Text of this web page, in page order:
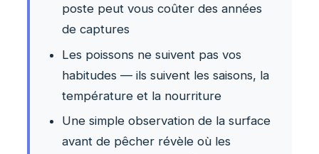
poste peut vous coûter des années
de captures
Les poissons ne suivent pas vos
habitudes — ils suivent les saisons, la
température et la nourriture
Une simple observation de la surface
avant de pêcher révèle où les